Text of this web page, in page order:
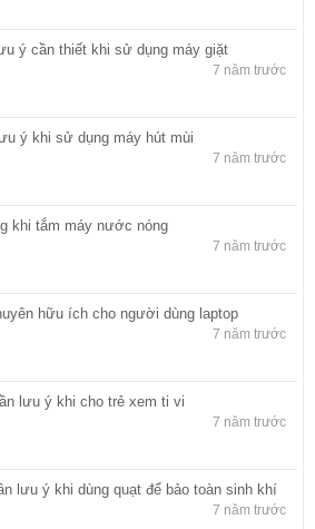
ý cần thiết khi sử dụng máy giặt
7 năm trước
ý khi sử dụng máy hút mùi
7 năm trước
khi tắm máy nước nóng
7 năm trước
hữu ích cho người dùng laptop
7 năm trước
lưu ý khi cho trẻ xem ti vi
7 năm trước
lưu ý khi dùng quạt để bảo toàn sinh khí
7 năm trước